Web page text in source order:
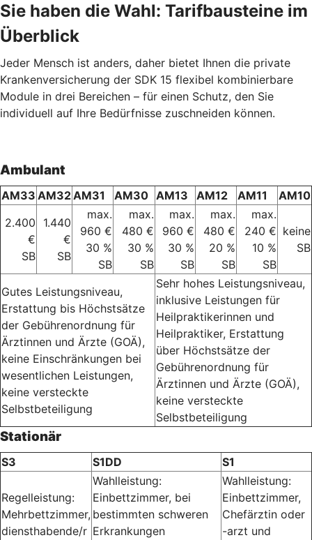
Sie haben die Wahl: Tarifbausteine im
Überblick
Jeder Mensch ist anders, daher bietet Ihnen die private
Krankenversicherung der SDK 15 flexibel kombinierbare
Module in drei Bereichen – für einen Schutz, den Sie
individuell auf Ihre Bedürfnisse zuschneiden können.
Ambulant
AM33 AM32AM31 AM30 AM13 AM12 AM11
AM10
2.400
€
SB
1.440
€
SB
max.
960 €
30 %
SB
max.
480 €
30 %
SB
max.
960 €
30 %
SB
max.
480 €
20 %
SB
max.
240 €
10 %
SB
keine
SB
Gutes Leistungsniveau,
Erstattung bis Höchstsätze
der Gebührenordnung für
Ärztinnen und Ärzte (GOÄ),
keine Einschränkungen bei
wesentlichen Leistungen,
keine versteckte
Selbstbeteiligung
Sehr hohes Leistungsniveau,
inklusive Leistungen für
Heilpraktikerinnen und
Heilpraktiker, Erstattung
über Höchstsätze der
Gebührenordnung für
Ärztinnen und Ärzte (GOÄ),
keine versteckte
Selbstbeteiligung
Stationär
S3 S1DD S1
Regelleistung:
Mehrbettzimmer,
diensthabende/r
Wahlleistung:
Einbettzimmer, bei
bestimmten schweren
Erkrankungen
Wahlleistung:
Einbettzimmer,
Chefärztin oder
-arzt und